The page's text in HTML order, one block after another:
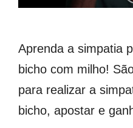
Aprenda a simpatia
bicho com milho!
para realizar a
bicho, apostar e